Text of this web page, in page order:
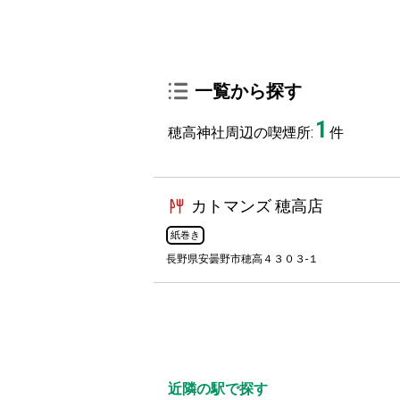
一覧から探す
穂高神社周辺の喫煙所: 1 件
カトマンズ 穂高店
紙巻き
長野県安曇野市穂高４３０３-１
近隣の駅で探す